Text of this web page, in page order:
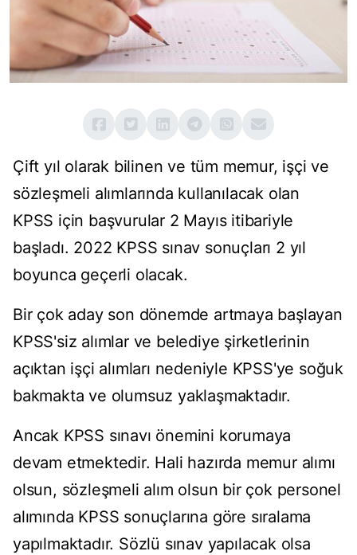
Çift yıl olarak bilinen ve tüm memur, işçi ve
sözleşmeli alımlarında kullanılacak olan
KPSS için başvurular 2 Mayıs itibariyle
başladı. 2022 KPSS sınav sonuçları 2 yıl
boyunca geçerli olacak.
Bir çok aday son dönemde artmaya başlayan
KPSS'siz alımlar ve belediye şirketlerinin
açıktan işçi alımları nedeniyle KPSS'ye soğuk
bakmakta ve olumsuz yaklaşmaktadır.
Ancak KPSS sınavı önemini korumaya
devam etmektedir. Hali hazırda memur alımı
olsun, sözleşmeli alım olsun bir çok personel
alımında KPSS sonuçlarına göre sıralama
yapılmaktadır. Sözlü sınav yapılacak olsa